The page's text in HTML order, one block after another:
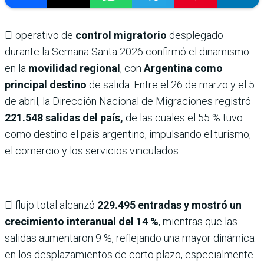
El operativo de control migratorio desplegado
durante la Semana Santa 2026 confirmó el dinamismo
en la movilidad regional, con Argentina como
principal destino de salida. Entre el 26 de marzo y el 5
de abril, la Dirección Nacional de Migraciones registró
221.548 salidas del país, de las cuales el 55 % tuvo
como destino el país argentino, impulsando el turismo,
el comercio y los servicios vinculados.
El flujo total alcanzó 229.495 entradas y mostró un
crecimiento interanual del 14 %, mientras que las
salidas aumentaron 9 %, reflejando una mayor dinámica
en los desplazamientos de corto plazo, especialmente